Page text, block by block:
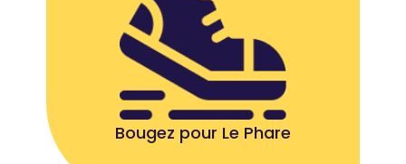
Bougez pour Le Phare